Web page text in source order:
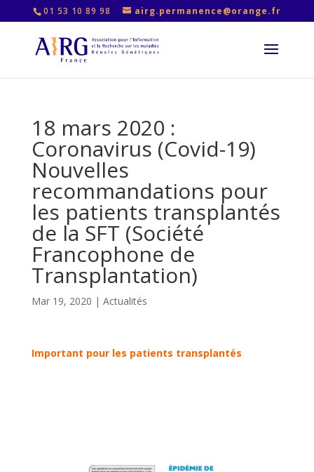
01 53 10 89 98 airg.permanence@orange.fr
18 mars 2020 :
Coronavirus (Covid-19)
Nouvelles
recommandations pour
les patients transplantés
de la SFT (Société
Francophone de
Transplantation)
Mar 19, 2020 | Actualités
Important pour les patients transplantés